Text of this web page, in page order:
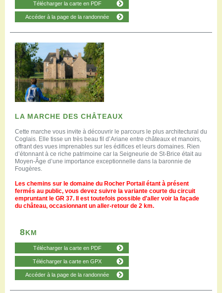
Télécharger la carte en PDF
Accéder à la page de la randonnée
LA MARCHE DES CHÂTEAUX
Cette marche vous invite à découvrir le parcours le plus architectural du
Coglais. Elle tisse un très beau fil d’Ariane entre châteaux et manoirs,
offrant des vues imprenables sur les édifices et leurs domaines. Rien
d’étonnant à ce riche patrimoine car la Seigneurie de St-Brice était au
Moyen-Âge d’une importance exceptionnelle dans la baronnie de
Fougères.
Les chemins sur le domaine du Rocher Portail étant à présent
fermés au public, vous devez suivre la variante courte du circuit
empruntant le GR 37. Il est toutefois possible d'aller voir la façade
du château, occasionnant un aller-retour de 2 km.
8KM
Télécharger la carte en PDF
Télécharger la carte en GPX
Accéder à la page de la randonnée